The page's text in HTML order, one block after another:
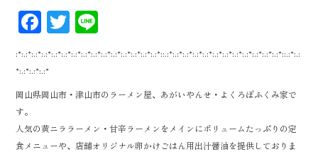
F
ac
eb
oo
T
wi
tt
er
n
e
:*:.:*:.:*:.:*:.:*:.:*:.:*:.:*:.:*:.:*:.:*:.:*:.:*:.:*:.:*::.:*:.:*:.:*:.:*:.:*:.:*:.:*:.:*:.:*:.:*:.:*:.:*::.:*:.:
*:.:*:.:*:.:*
岡山県岡山市・津山市のラーメン屋、あがいやんせ・よくろぼふくみ家で
す。
人気の黄ニララーメン・甘辛ラーメンをメインにボリュームたっぷりの定
食メニューや、店舗オリジナル卵かけごはん用出汁醤油を提供しておりま